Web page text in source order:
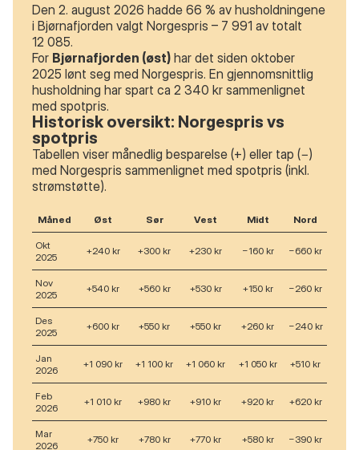
Den 2. august 2026 hadde 66 % av husholdningene
i Bjørnafjorden valgt Norgespris – 7 991 av totalt
12 085.
For Bjørnafjorden (øst) har det siden oktober
2025 lønt seg med Norgespris. En gjennomsnittlig
husholdning har spart ca 2 340 kr sammenlignet
med spotpris.
Historisk oversikt: Norgespris vs
spotpris
Tabellen viser månedlig besparelse (+) eller tap (−)
med Norgespris sammenlignet med spotpris (inkl.
strømstøtte).
Måned Øst Sør Vest Midt Nord
Okt
2025
+240 kr +300 kr +230 kr −160 kr −660 kr
Nov
2025
+540 kr +560 kr +530 kr +150 kr −260 kr
Des
2025
+600 kr +550 kr +550 kr +260 kr −240 kr
Jan
2026
+1 090 kr +1 100 kr +1 060 kr +1 050 kr +510 kr
Feb
2026
+1 010 kr +980 kr +910 kr +920 kr +620 kr
Mar
2026
+750 kr +780 kr +770 kr +580 kr −390 kr